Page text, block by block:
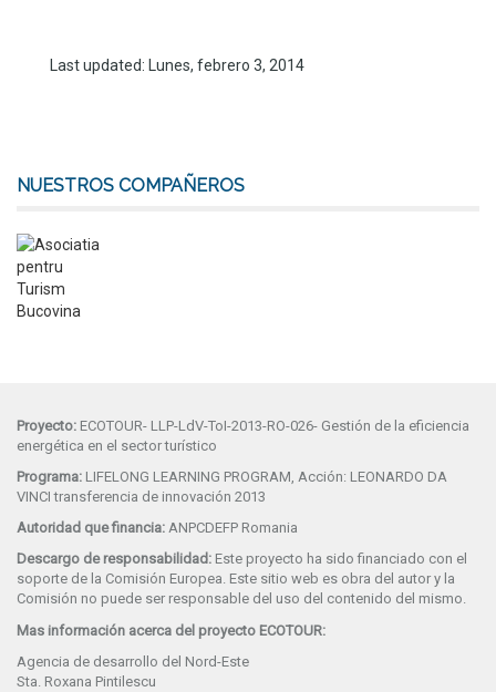
Last updated: Lunes, febrero 3, 2014
NUESTROS COMPAÑEROS
Proyecto: ECOTOUR- LLP-LdV-ToI-2013-RO-026- Gestión de la eficiencia
energética en el sector turístico
Programa: LIFELONG LEARNING PROGRAM, Acción: LEONARDO DA
VINCI transferencia de innovación 2013
Autoridad que financia: ANPCDEFP Romania
Descargo de responsabilidad: Este proyecto ha sido financiado con el
soporte de la Comisión Europea. Este sitio web es obra del autor y la
Comisión no puede ser responsable del uso del contenido del mismo.
Mas información acerca del proyecto ECOTOUR:
Agencia de desarrollo del Nord-Este
Sta. Roxana Pintilescu